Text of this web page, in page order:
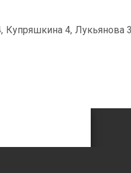
Купряшкина 4, Лукьянова